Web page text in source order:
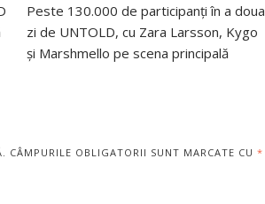
Peste 130.000 de participanți în a doua
zi de UNTOLD, cu Zara Larsson, Kygo
și Marshmello pe scena principală
CÂMPURILE OBLIGATORII SUNT MARCATE CU *